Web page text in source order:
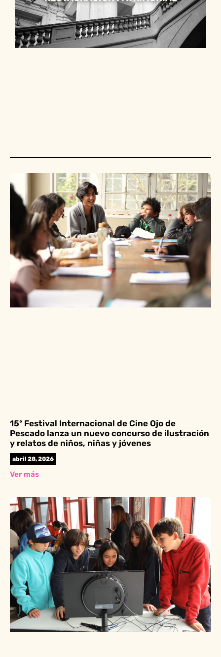
15º Festival Internacional de Cine Ojo de
Pescado lanza un nuevo concurso de ilustración
y relatos de niños, niñas y jóvenes
abril 28, 2026
Ver más